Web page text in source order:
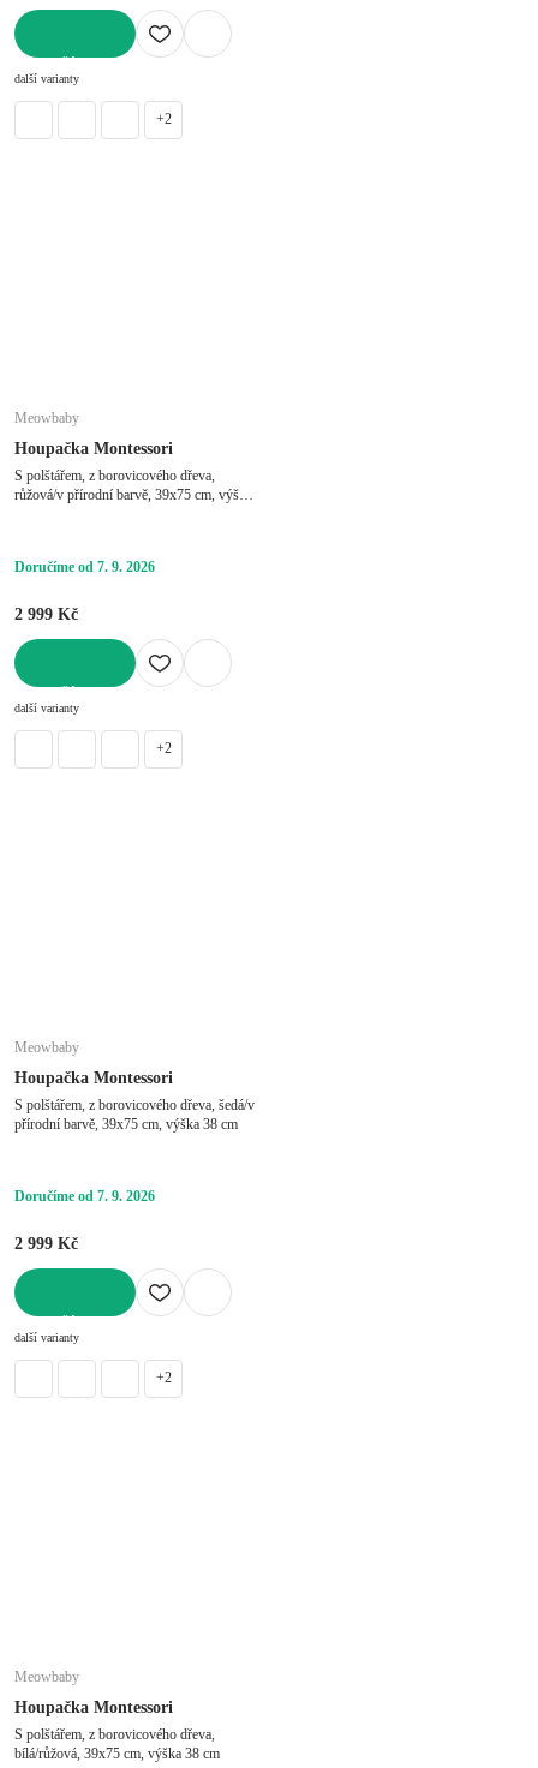
další varianty
+2
Meowbaby
Houpačka Montessori
S polštářem, z borovicového dřeva,
růžová/v přírodní barvě, 39x75 cm, výška
Doručíme od 7. 9. 2026
2 999 Kč
další varianty
+2
Meowbaby
Houpačka Montessori
S polštářem, z borovicového dřeva, šedá/v
přírodní barvě, 39x75 cm, výška 38 cm
Doručíme od 7. 9. 2026
2 999 Kč
další varianty
+2
Meowbaby
Houpačka Montessori
S polštářem, z borovicového dřeva,
bílá/růžová, 39x75 cm, výška 38 cm